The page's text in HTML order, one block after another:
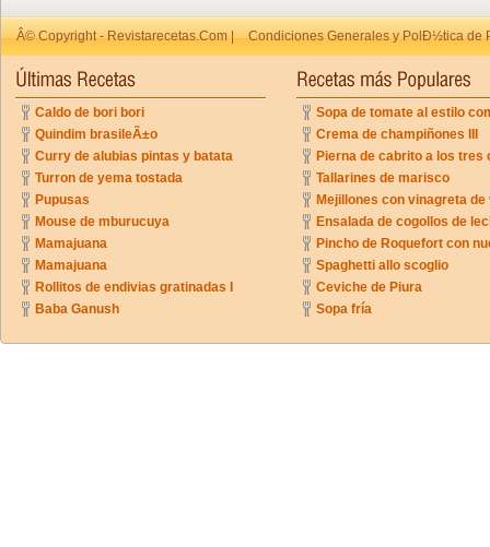
Â© Copyright - Revistarecetas.Com | Condiciones Generales y PolÐ½tica de
Caldo de bori bori
Quindim brasileÃ±o
Curry de alubias pintas y batata
Turron de yema tostada
Pupusas
Mouse de mburucuya
Mamajuana
Mamajuana
Rollitos de endivias gratinadas I
Baba Ganush
Sopa de tomate al estilo
Crema de champiñones III
Pierna de cabrito a los tres
Tallarines de marisco
Mejillones con vinagreta
Ensalada de cogollos de
Pincho de Roquefort con
Spaghetti allo scoglio
Ceviche de Piura
Sopa fría